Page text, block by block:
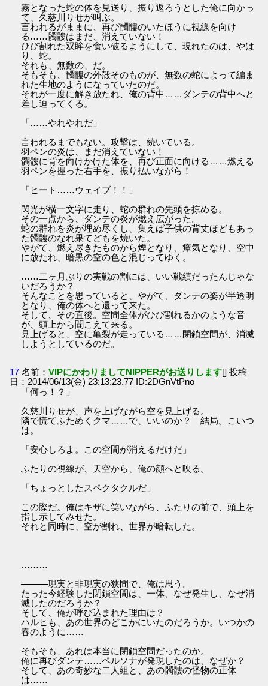
霧となった蛇の体を見送り、振り返ろうとした俺に向かっ
て、久慈川りせが叫ぶ。
言われるがままに、再び髑髏のいたほうに視線を向け
る……髑髏はまだ、消えていない！
ひび割れた双眸を食い破るようにして、現れたのは、やは
り、蛇。
それも、無数の、だ。
そもそも、髑髏の外殻そのものが、無数の蛇によって編ま
れた生地のようになっていたのだ。
それが一度に解き放たれ、俺の背中……ダンテの背中へと
差し迫ってくる。
「……やれやれだ」
言われるまでもない。攻撃は、続いている。
羽ペンの炎は、まだ消えていない！
髑髏に背を向けかけた体を、再び正面に向ける……燃える
羽ペンを握った右手を、振り払いながら！
「ヒート……ウェイブ！！」
閃光が横一文字に走り、蛇の群れの先頭を掠める。
その一点から、ダンテの炎が燃え広がった。
蛇の群れを炎が埋め尽くし、集えば子供の背丈ほどもあっ
た髑髏のなれ果てどもを焼いた。
やがて、燃え尽きたものから煙となり、瘴気となり、空中
に放たれ、暗黒の空の色と混じってゆく。
……二ヶ月ぶりの実戦の割には、いい戦績だったんじゃな
いだろうか？
そんなことを思っていると、やがて、ダンテの姿が半透明
となり、俺の体へと還って来た。
そして、その直後。空間全体がひび割れるかのような音
が、頭上から聞こえて来る。
見上げると、空に亀裂が走っている……閉鎖空間が、消滅
しようとしているのだ。
17 名前：VIPにかわりましてNIPPERがお送りします[] 投稿
日：2014/06/13(金) 23:13:23.77 ID:2DGnVtPno
「何っ！？」
久慈川りせが、声を上げながら空を見上げる。
隣で慌てふためくクマ……で、いいのか？ 結局。こいつ
は。
「安心しろよ。この空間が消えるだけだ」
ふたりの視線が、天空から、俺の顔へと映る。
「ちょっとしたスペクタクルだ」
この際だ。俺はキザに笑いながら、ふたりの前で、頭上を
指し示してみせた。
それと同時に、空が割れ、世界が暗転した。
………
―――現実と非現実の狭間で、俺は思う。
たった今経験した閉鎖空間は、一体、なぜ発生し、なぜ消
滅したのだろうか？
そして、俺が呼び込まれた理由は？
ハルヒも、あの世界のどこかにいたのだろうか。いつかの
春のように……
そもそも、あれは本当に閉鎖空間だったのか。
俺に再びダンテ……ペルソナが発現したのは、なぜか？
そして、あの奇妙な二人組と、あの髑髏の怪物の正体
は……